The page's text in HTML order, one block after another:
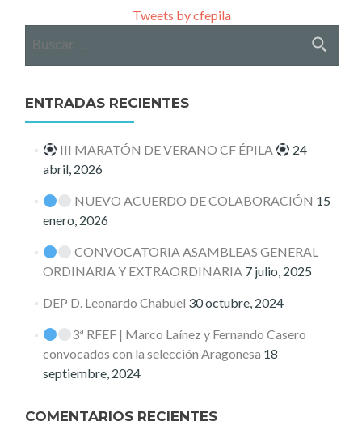
Tweets by cfepila
ENTRADAS RECIENTES
III MARATÓN DE VERANO CF ÉPILA
24
abril, 2026
NUEVO ACUERDO DE COLABORACIÓN 15
enero, 2026
CONVOCATORIA ASAMBLEAS GENERAL
ORDINARIA Y EXTRAORDINARIA 7 julio, 2025
DEP D. Leonardo Chabuel 30 octubre, 2024
3ª RFEF | Marco Laínez y Fernando Casero
convocados con la selección Aragonesa 18
septiembre, 2024
COMENTARIOS RECIENTES